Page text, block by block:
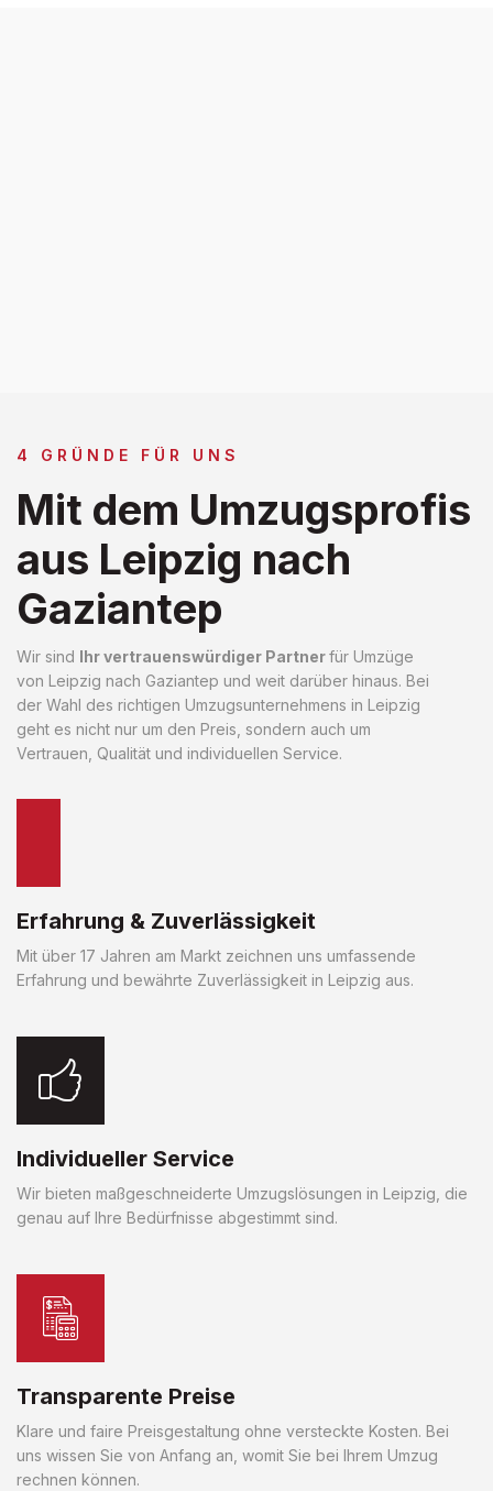
4 GRÜNDE FÜR UNS
Mit dem Umzugsprofis
aus Leipzig nach
Gaziantep
Wir sind Ihr vertrauenswürdiger Partnerfür Umzüge
von Leipzig nach Gaziantep und weit darüber hinaus. Bei
der Wahl des richtigen Umzugsunternehmens in Leipzig
geht es nicht nur um den Preis, sondern auch um
Vertrauen, Qualität und individuellen Service.
Erfahrung & Zuverlässigkeit
Mit über 17 Jahren am Markt zeichnen uns umfassende
Erfahrung und bewährte Zuverlässigkeit in Leipzig aus.
Individueller Service
Wir bieten maßgeschneiderte Umzugslösungen in Leipzig, die
genau auf Ihre Bedürfnisse abgestimmt sind.
Transparente Preise
Klare und faire Preisgestaltung ohne versteckte Kosten. Bei
uns wissen Sie von Anfang an, womit Sie bei Ihrem Umzug
rechnen können.